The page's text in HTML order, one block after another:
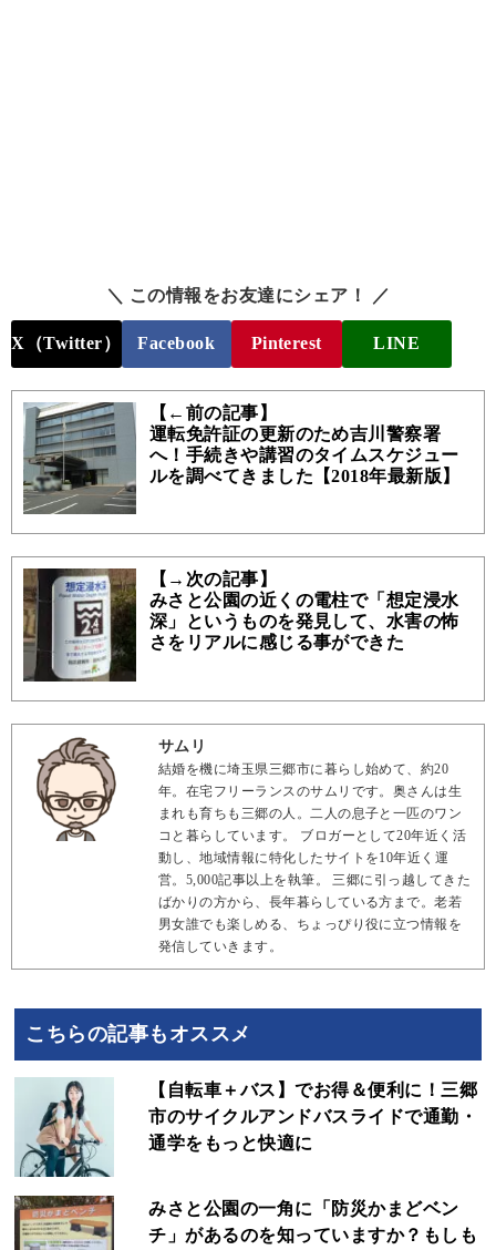
＼ この情報をお友達にシェア！ ／
X（Twitter） Facebook Pinterest LINE
【←前の記事】
運転免許証の更新のため吉川警察署
へ！手続きや講習のタイムスケジュー
ルを調べてきました【2018年最新版】
【→次の記事】
みさと公園の近くの電柱で「想定浸水
深」というものを発見して、水害の怖
さをリアルに感じる事ができた
サムリ
結婚を機に埼玉県三郷市に暮らし始めて、約20
年。在宅フリーランスのサムリです。奥さんは生
まれも育ちも三郷の人。二人の息子と一匹のワン
コと暮らしています。 ブロガーとして20年近く活
動し、地域情報に特化したサイトを10年近く運
営。5,000記事以上を執筆。 三郷に引っ越してきた
ばかりの方から、長年暮らしている方まで。老若
男女誰でも楽しめる、ちょっぴり役に立つ情報を
発信していきます。
こちらの記事もオススメ
【自転車＋バス】でお得＆便利に！三郷
市のサイクルアンドバスライドで通勤・
通学をもっと快適に
みさと公園の一角に「防災かまどベン
チ」があるのを知っていますか？もしも